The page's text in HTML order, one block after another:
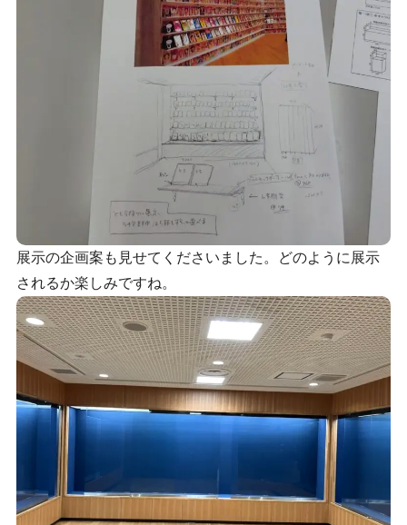
展示の企画案も見せてくださいました。どのように展示
されるか楽しみですね。